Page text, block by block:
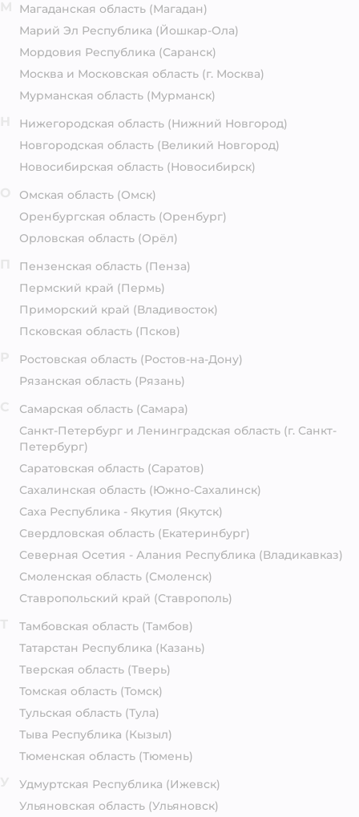
Магаданская область (Магадан)
Марий Эл Республика (Йошкар-Ола)
Мордовия Республика (Саранск)
Москва и Московская область (г. Москва)
Мурманская область (Мурманск)
Нижегородская область (Нижний Новгород)
Новгородская область (Великий Новгород)
Новосибирская область (Новосибирск)
Омская область (Омск)
Оренбургская область (Оренбург)
Орловская область (Орёл)
Пензенская область (Пенза)
Пермский край (Пермь)
Приморский край (Владивосток)
Псковская область (Псков)
Ростовская область (Ростов-на-Дону)
Рязанская область (Рязань)
Самарская область (Самара)
Санкт-Петербург и Ленинградская область (г. Санкт-
Петербург)
Саратовская область (Саратов)
Сахалинская область (Южно-Сахалинск)
Саха Республика - Якутия (Якутск)
Свердловская область (Екатеринбург)
Северная Осетия - Алания Республика (Владикавказ)
Смоленская область (Смоленск)
Ставропольский край (Ставрополь)
Тамбовская область (Тамбов)
Татарстан Республика (Казань)
Тверская область (Тверь)
Томская область (Томск)
Тульская область (Тула)
Тыва Республика (Кызыл)
Тюменская область (Тюмень)
Удмуртская Республика (Ижевск)
Ульяновская область (Ульяновск)